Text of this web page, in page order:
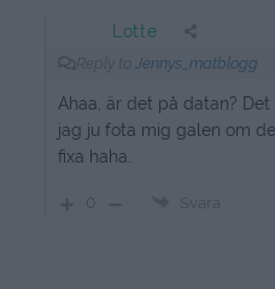
Lotte
Jennys_matblogg
Ahaa, är det på datan?
jag ju fota mig galen om
fixa haha.
0 Svara